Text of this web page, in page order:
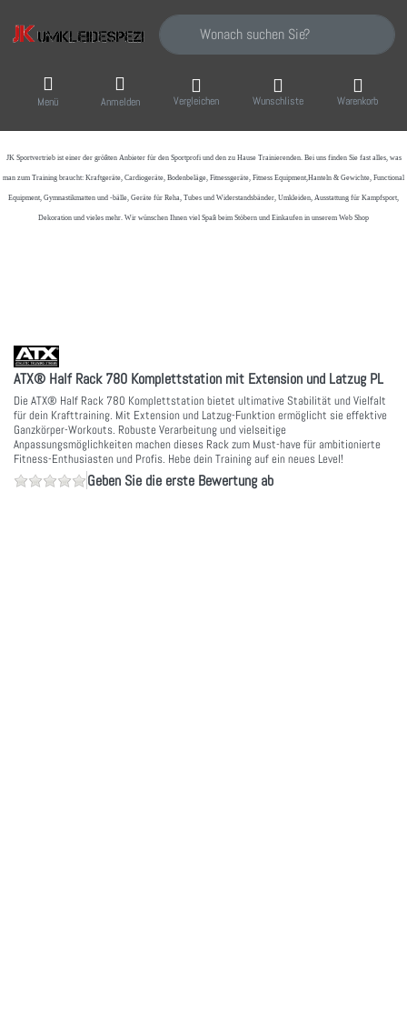
Geben Sie einen Suchbegriff ein. Während
Menü Anmelden Vergleichen Wunschliste Warenkorb
JK Sportvertrieb ist einer der größten Anbieter für den Sportprofi und den zu Hause Trainierenden. Bei uns finden Sie fast alles, was
man zum Training braucht: Kraftgeräte, Cardiogeräte, Bodenbeläge, Fitnessgeräte, Fitness Equipment,Hanteln & Gewichte, Functional
Equipment, Gymnastikmatten und -bälle, Geräte für Reha, Tubes und Widerstandsbänder, Umkleiden, Ausstattung für Kampfsport,
Dekoration und vieles mehr. Wir wünschen Ihnen viel Spaß beim Stöbern und Einkaufen in unserem Web Shop
ATX® Half Rack 780 Komplettstation mit Extension und Latzug PL
Die ATX® Half Rack 780 Komplettstation bietet ultimative Stabilität und Vielfalt
für dein Krafttraining. Mit Extension und Latzug-Funktion ermöglicht sie effektive
Ganzkörper-Workouts. Robuste Verarbeitung und vielseitige
Anpassungsmöglichkeiten machen dieses Rack zum Must-have für ambitionierte
Fitness-Enthusiasten und Profis. Hebe dein Training auf ein neues Level!
Geben Sie die erste Bewertung ab